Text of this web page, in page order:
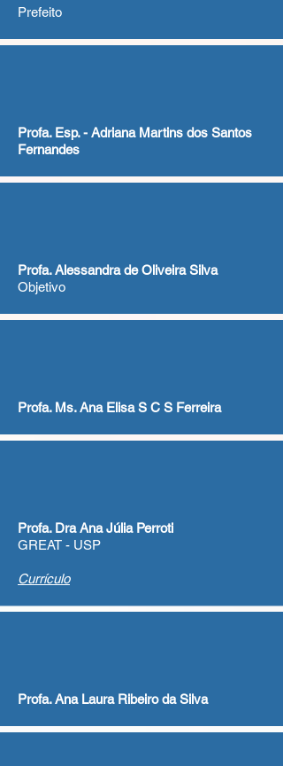
Prefeito
Profa. Esp. - Adriana Martins dos Santos
Fernandes
Profa. Alessandra de Oliveira Silva
Objetivo
Profa. Ms. Ana Elisa S C S Ferreira
Profa. Dra Ana Júlia Perroti
GREAT - USP
Currículo
Profa. Ana Laura Ribeiro da Silva